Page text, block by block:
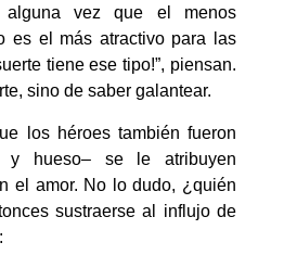
alguna vez que el menos
es el más atractivo para las
tiene ese tipo!”, piensan.
sino de saber galantear.
los héroes también fueron
y hueso– se le atribuyen
el amor. No lo dudo, ¿quién
sustraerse al influjo de